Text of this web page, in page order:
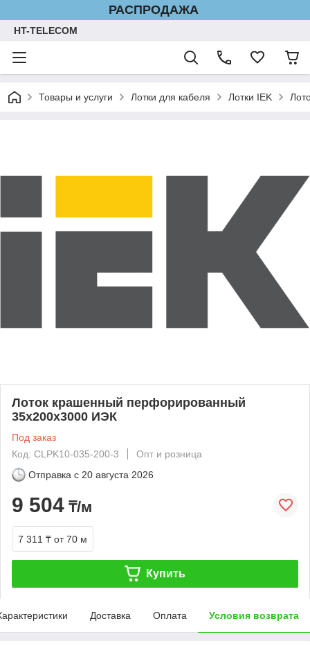
РАСПРОДАЖА
HT-TELECOM
Товары и услуги Лотки для кабеля Лотки IEK
Лоток крашенный перфорированный
35х200х3000 ИЭК
Под заказ
Код: CLPK10-035-200-3
Опт и розница
Отправка с 20 августа 2026
9 504 ₸/м
7 311 ₸ от 70 м
Купить
Доставка Оплата Условия возврата